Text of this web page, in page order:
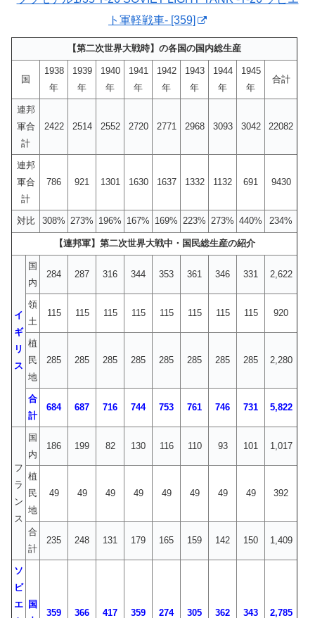
ト軍軽戦車- [359]
【第二次世界大戦時】の各国の国内総生産
国
1938
年
1939
年
1940
年
1941
年
1942
年
1943
年
1944
年
1945
年
合計
連邦
軍合
計
2422 2514 2552 2720 2771 2968 3093 3042 22082
連邦
軍合
計
786 921 1301 1630 1637 1332 1132 691 9430
対比 308% 273% 196% 167% 169% 223% 273% 440% 234%
【連邦軍】第二次世界大戦中・国民総生産の紹介
イ
ギ
リ
ス
国
内
284 287 316 344 353 361 346 331 2,622
領
土
115 115 115 115 115 115 115 115 920
植
民
地
285 285 285 285 285 285 285 285 2,280
合
計
684 687 716 744 753 761 746 731 5,822
フ
ラ
ン
ス
国
内
186 199 82 130 116 110 93 101 1,017
植
民
地
49 49 49 49 49 49 49 49 392
合
計
235 248 131 179 165 159 142 150 1,409
ソ
ビ
エ 国
359 366 417 359 274 305 362 343 2,785